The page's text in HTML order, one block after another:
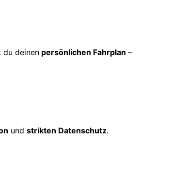
du deinen persönlichen Fahrplan –
und strikten Datenschutz.